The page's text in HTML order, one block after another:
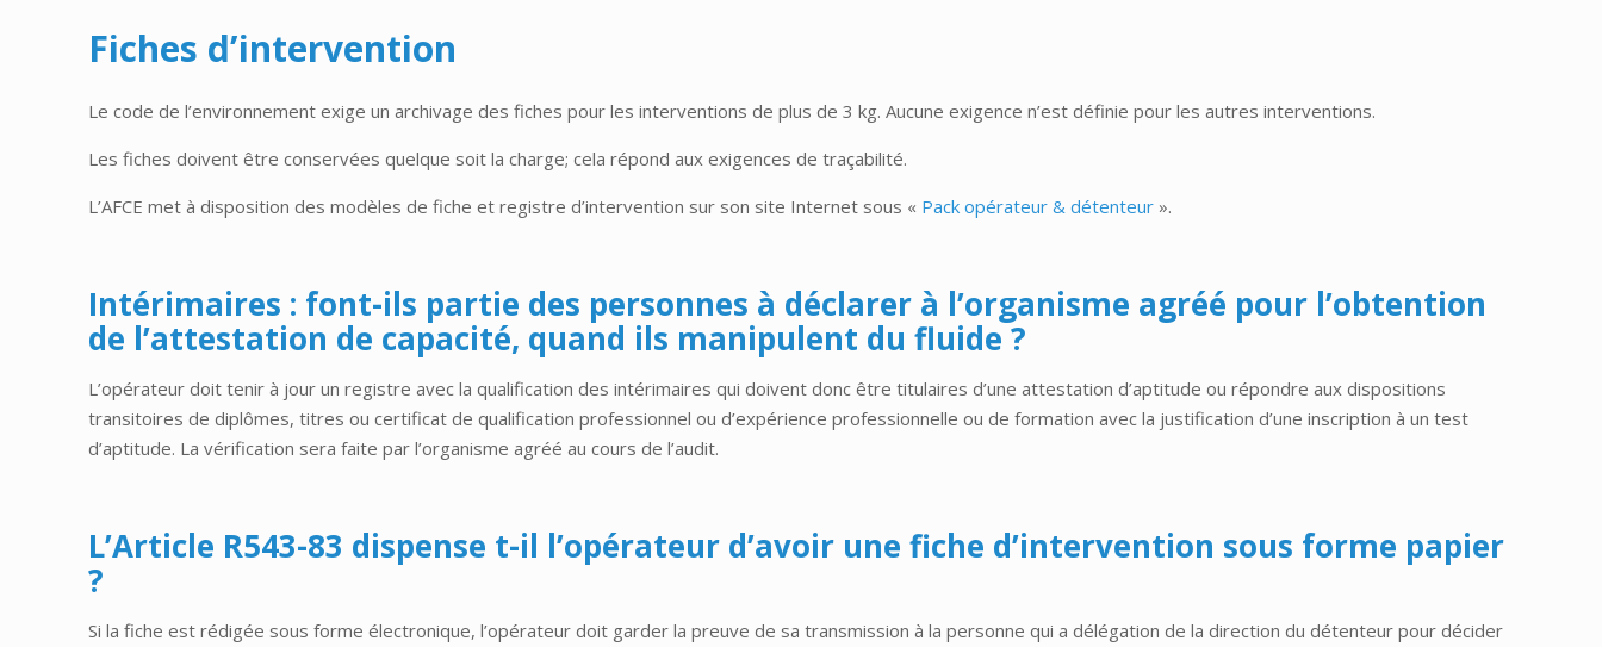
Fiches d’intervention
Le code de l’environnement exige un archivage des fiches pour les interventions de plus de 3 kg. Aucune exigence n’est définie pour les autres interventions.
Les fiches doivent être conservées quelque soit la charge; cela répond aux exigences de traçabilité.
L’AFCE met à disposition des modèles de fiche et registre d’intervention sur son site Internet sous « Pack opérateur & détenteur ».
Intérimaires : font-ils partie des personnes à déclarer à l’organisme agréé pour l’obtention
de l’attestation de capacité, quand ils manipulent du fluide ?
L’opérateur doit tenir à jour un registre avec la qualification des intérimaires qui doivent donc être titulaires d’une attestation d’aptitude ou répondre aux dispositions
transitoires de diplômes, titres ou certificat de qualification professionnel ou d’expérience professionnelle ou de formation avec la justification d’une inscription à un test
d’aptitude. La vérification sera faite par l’organisme agréé au cours de l’audit.
L’Article R543-83 dispense t-il l’opérateur d’avoir une fiche d’intervention sous forme papier
?
Si la fiche est rédigée sous forme électronique, l’opérateur doit garder la preuve de sa transmission à la personne qui a délégation de la direction du détenteur pour décider